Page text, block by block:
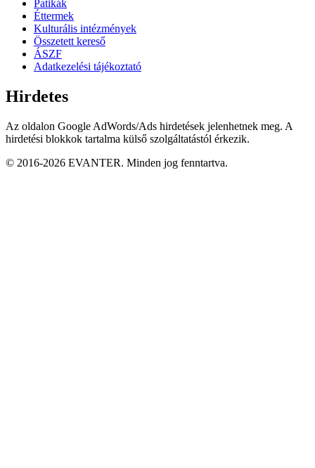
Patikák
Éttermek
Kulturális intézmények
Összetett kereső
ÁSZF
Adatkezelési tájékoztató
Hirdetes
Az oldalon Google AdWords/Ads hirdetések jelenhetnek meg. A
hirdetési blokkok tartalma külső szolgáltatástól érkezik.
© 2016-2026 EVANTER. Minden jog fenntartva.